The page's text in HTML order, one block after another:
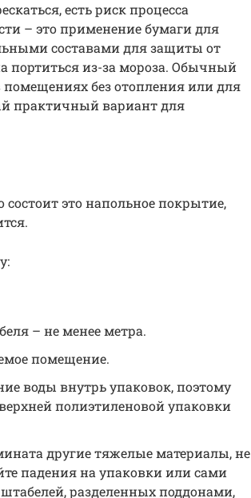
есть риск процесса
– это применение бумаги для
составами для защиты от
портиться из-за мороза. Обычный
помещениях без отопления или для
практичный вариант для
состоит это напольное покрытие,
– не менее метра.
помещение.
воды внутрь упаковок, поэтому
полиэтиленовой упаковки
другие тяжелые материалы, не
падения на упаковки или сами
разделенных поддонами,